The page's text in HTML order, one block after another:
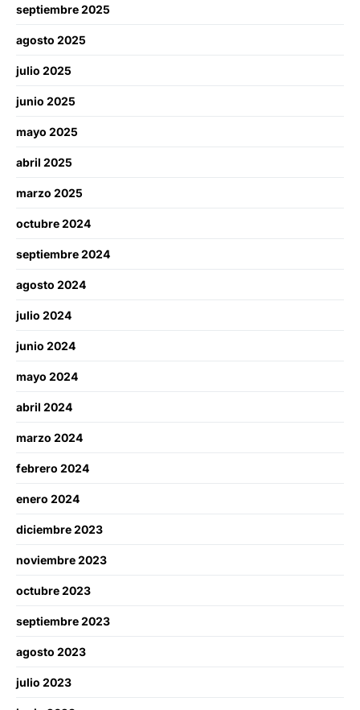
septiembre 2025
agosto 2025
julio 2025
junio 2025
mayo 2025
abril 2025
marzo 2025
octubre 2024
septiembre 2024
agosto 2024
julio 2024
junio 2024
mayo 2024
abril 2024
marzo 2024
febrero 2024
enero 2024
diciembre 2023
noviembre 2023
octubre 2023
septiembre 2023
agosto 2023
julio 2023